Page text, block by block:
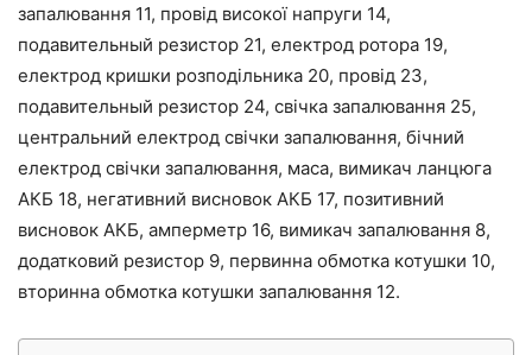
запалювання 11, провід високої напруги 14,
подавительный резистор 21, електрод ротора 19,
електрод кришки розподільника 20, провід 23,
подавительный резистор 24, свічка запалювання 25,
центральний електрод свічки запалювання, бічний
електрод свічки запалювання, маса, вимикач ланцюга
АКБ 18, негативний висновок АКБ 17, позитивний
висновок АКБ, амперметр 16, вимикач запалювання 8,
додатковий резистор 9, первинна обмотка котушки 10,
вторинна обмотка котушки запалювання 12.